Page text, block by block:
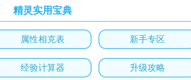
精灵实用宝典
属性相克表 新手专区
经验计算器 升级攻略